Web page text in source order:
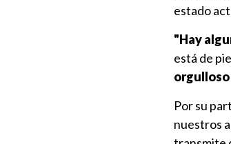
estado
"Hay
está de
orgulloso
Por su
nuestros